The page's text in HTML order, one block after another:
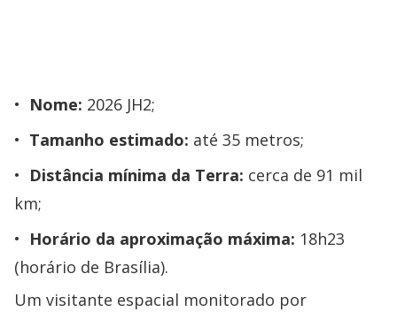
Nome: 2026 JH2;
Tamanho estimado: até 35 metros;
Distância mínima da Terra: cerca de 91 mil
km;
Horário da aproximação máxima: 18h23
(horário de Brasília).
Um visitante espacial monitorado por